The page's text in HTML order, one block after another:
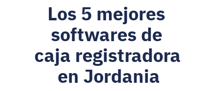
Los 5 mejores
softwares de
caja registradora
en Jordania